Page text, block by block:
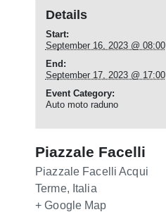
Details
Start:
September 16, 2023 @ 08:00
End:
September 17, 2023 @ 17:00
Event Category:
Auto moto raduno
Piazzale Facelli
Piazzale Facelli Acqui
Terme, Italia
+ Google Map